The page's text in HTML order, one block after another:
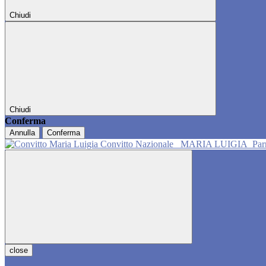
Chiudi
Chiudi
Conferma
Annulla Conferma
Convitto Nazionale MARIA LUIGIA
close